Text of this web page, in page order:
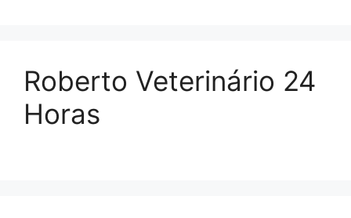
Roberto Veterinário 24
Horas